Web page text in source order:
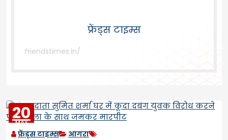
फ्रेंड्स टाइम्स
friendstimes.in/
20
MAY
2023
फ्रेंड्स टाइम्स आगरा